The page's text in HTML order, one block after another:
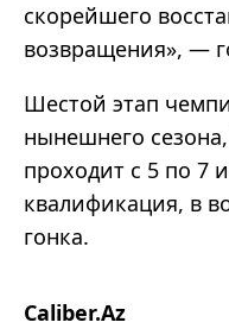
скорейшего
возвращения», —
Шестой этап
нынешнего
проходит с 5 по 7
квалификация, в
гонка.
Caliber.Az